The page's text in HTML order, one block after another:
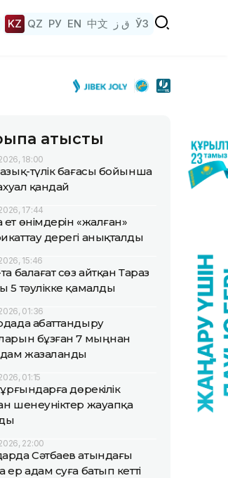
KZ QZ РУ EN 中文 ق ز ЎЗ
қатысты
18:00
түлік бағасы бойынша
қандай
17:44
өнімдерін «жалған»
дерегі анықталды
15:46
балағат сөз айтқан Тараз
5 тәулікке қамалды
01:36
абаттандыру
бұзған 7 мыңнан
жазаланды
01:15
дөрекілік
шенеуніктер жауапқа
22:00
Сәтбаев атындағы
ер адам суға батып кетті